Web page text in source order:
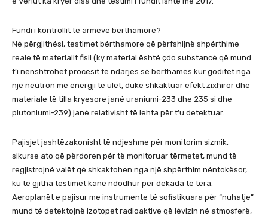
Fundi i kontrollit të armëve bërthamore?
Në përgjithësi, testimet bërthamore që përfshijnë shpërthime
reale të materialit fisil (ky material është çdo substancë që mund
t’i nënshtrohet procesit të ndarjes së bërthamës kur goditet nga
një neutron me energji të ulët, duke shkaktuar efekt zixhiror dhe
materiale të tilla kryesore janë uraniumi-233 dhe 235 si dhe
plutoniumi-239) janë relativisht të lehta për t’u detektuar.
Pajisjet jashtëzakonisht të ndjeshme për monitorim sizmik,
sikurse ato që përdoren për të monitoruar tërmetet, mund të
regjistrojnë valët që shkaktohen nga një shpërthim nëntokësor,
ku të gjitha testimet kanë ndodhur për dekada të tëra.
Aeroplanët e pajisur me instrumente të sofistikuara për “nuhatje”
mund të detektojnë izotopet radioaktive që lëvizin në atmosferë,